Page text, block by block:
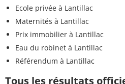
Ecole privée à Lantillac
Maternités à Lantillac
Prix immobilier à Lantillac
Eau du robinet à Lantillac
Référendum à Lantillac
Tous les résultats